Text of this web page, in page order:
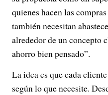
quienes hacen las
también necesitan
alrededor de un concepto
ahorro bien pensado”.
La idea es que cada
según lo que necesite.